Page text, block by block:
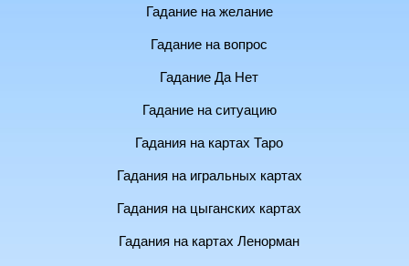
Гадание на желание
Гадание на вопрос
Гадание Да Нет
Гадание на ситуацию
Гадания на картах Таро
Гадания на игральных картах
Гадания на цыганских картах
Гадания на картах Ленорман